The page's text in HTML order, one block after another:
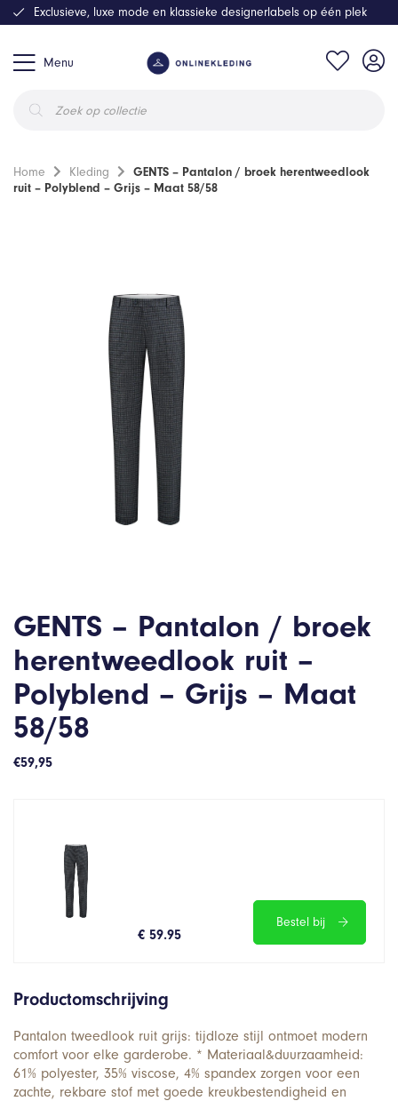
Menu
zoeken
Exclusieve, luxe mode en klassieke designerlabels op één plek
Home Kleding
GENTS – Pantalon / broek herentweedlook
ruit – Polyblend – Grijs – Maat 58/58
GENTS – Pantalon / broek
herentweedlook ruit –
Polyblend – Grijs – Maat
58/58
€59,95
€ 59.95
Bestel bij
Productomschrijving
Pantalon tweedlook ruit grijs: tijdloze stijl ontmoet modern
comfort voor elke garderobe. * Materiaal&duurzaamheid:
61% polyester, 35% viscose, 4% spandex zorgen voor een
zachte, rekbare stof met goede kreukbestendigheid en